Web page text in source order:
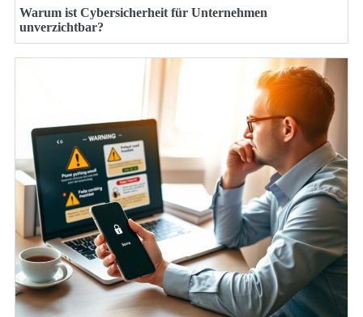
Warum ist Cybersicherheit für Unternehmen
unverzichtbar?